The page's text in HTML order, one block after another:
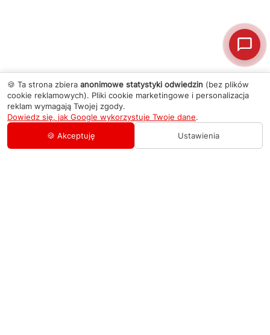
🍪 Ta strona zbiera anonimowe statystyki odwiedzin (bez plików
cookie reklamowych). Pliki cookie marketingowe i personalizacja
reklam wymagają Twojej zgody.
Dowiedz się, jak Google wykorzystuje Twoje dane.
🍪 Akceptuję
Ustawienia